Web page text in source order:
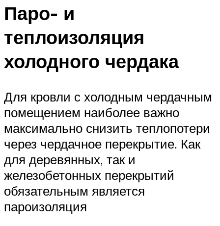
Паро- и
теплоизоляция
холодного чердака
Для кровли с холодным чердачным
помещением наиболее важно
максимально снизить теплопотери
через чердачное перекрытие. Как
для деревянных, так и
железобетонных перекрытий
обязательным является
пароизоляция